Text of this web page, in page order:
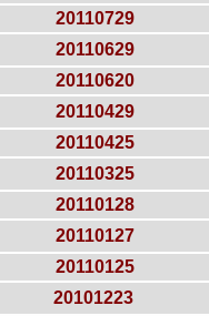
20110729
20110629
20110620
20110429
20110425
20110325
20110128
20110127
20110125
20101223